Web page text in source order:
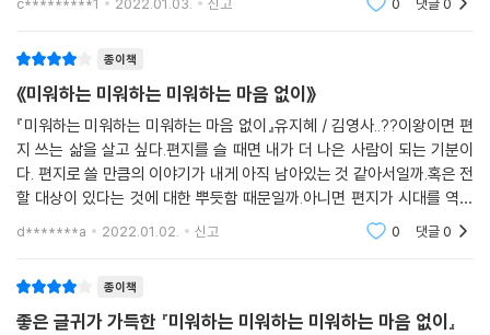
그리고 그런 유행이 시작될 때까지 사랑을 홍보하리라고 마음먹었다.
나는 사랑을 믿는다. 사랑의 전망은 앞으로도 밝을 것이다.
사랑은 내 평생의 유행이다.
”
종이책
《미워하는 미워하는 미워하는 마음 없이》
『미워하는 미워하는 미워하는 마음 없이』유지혜 / 김영사..??이왕이면 편
지 쓰는 삶을 살고 싶다.편지를 슬 때면 내가 더 나은 사람이 되는 기분이
다. 편지로 쓸 만큼의 이야기가 내게 아직 남아있는 것 같아서일까.혹은 전
할 대상이 있다는 것에 대한 뿌듯함 때문일까.아니면 편지가 시대를 역행
하는 최후의 아름다움을 간직하고 있어서일까. P216..??타인의 글을 들여
d*******a 2022.01.02. 신고 0 댓글0
종이책
좋은 글귀가 가득한 『미워하는 미워하는 미워하는 마음 없이』